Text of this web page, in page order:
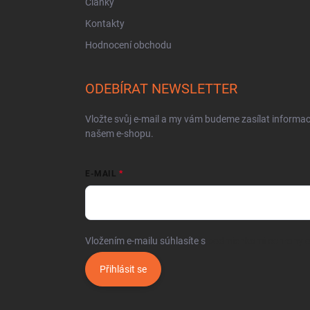
Články
Kontakty
Hodnocení obchodu
ODEBÍRAT NEWSLETTER
Vložte svůj e-mail a my vám budeme zasílat
našem e-shopu.
E-MAIL
Vložením e-mailu súhlasíte s
Přihlásit se